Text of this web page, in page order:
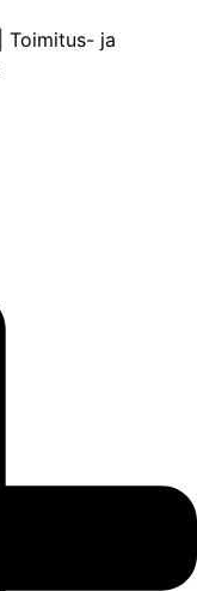
Toimitus- ja